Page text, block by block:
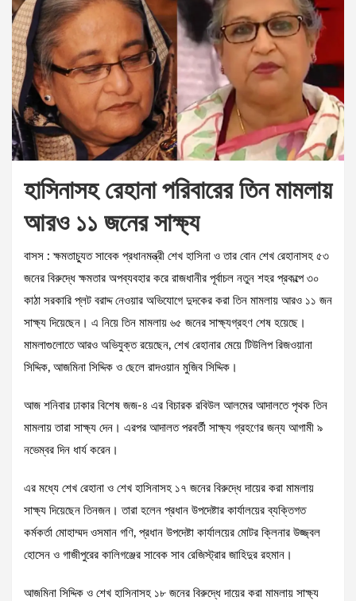
হাসিনাসহ রেহানা পরিবারের তিন মামলায়
আরও ১১ জনের সাক্ষ্য
বাসস : ‎‎‎ক্ষমতাচ্যুত সাবেক প্রধানমন্ত্রী শেখ হাসিনা ও তার বোন শেখ রেহানাসহ ৫৩
জনের বিরুদ্ধে ক্ষমতার অপব্যবহার করে রাজধানীর পূর্বাচল নতুন শহর প্রকল্পে ৩০
কাঠা সরকারি প্লট বরাদ্দ নেওয়ার অভিযোগে দুদকের করা তিন মামলায় আরও ১১ জন
সাক্ষ্য দিয়েছেন। এ নিয়ে তিন মামলায় ৬৫ জনের সাক্ষ্যগ্রহণ শেষ হয়েছে।
মামলাগুলোতে আরও অভিযুক্ত রয়েছেন, শেখ রেহানার মেয়ে টিউলিপ রিজওয়ানা
সিদ্দিক, আজমিনা সিদ্দিক ও ছেলে রাদওয়ান মুজিব সিদ্দিক।
আজ শনিবার ঢাকার বিশেষ জজ-৪ এর বিচারক রবিউল আলমের আদালতে পৃথক তিন
মামলায় তারা সাক্ষ্য দেন। এরপর আদালত পরবর্তী সাক্ষ্য গ্রহণের জন্য আগামী ৯
নভেম্বর দিন ধার্য করেন।
এর মধ্যে শেখ রেহানা ও শেখ হাসিনাসহ ১৭ জনের বিরুদ্ধে দায়ের করা মামলায়
সাক্ষ্য দিয়েছেন তিনজন। তারা হলেন প্রধান উপদেষ্টার কার্যালয়ের ব্যক্তিগত
কর্মকর্তা মোহাম্মদ ওসমান গণি, প্রধান উপদেষ্টা কার্যালয়ের মোটর ক্লিনার উজ্জ্বল
হোসেন ও গাজীপুরের কালিগঞ্জের সাবেক সাব রেজিস্ট্রার জাহিদুর রহমান।
আজমিনা সিদ্দিক ও শেখ হাসিনাসহ ১৮ জনের বিরুদ্ধে দায়ের করা মামলায় সাক্ষ্য